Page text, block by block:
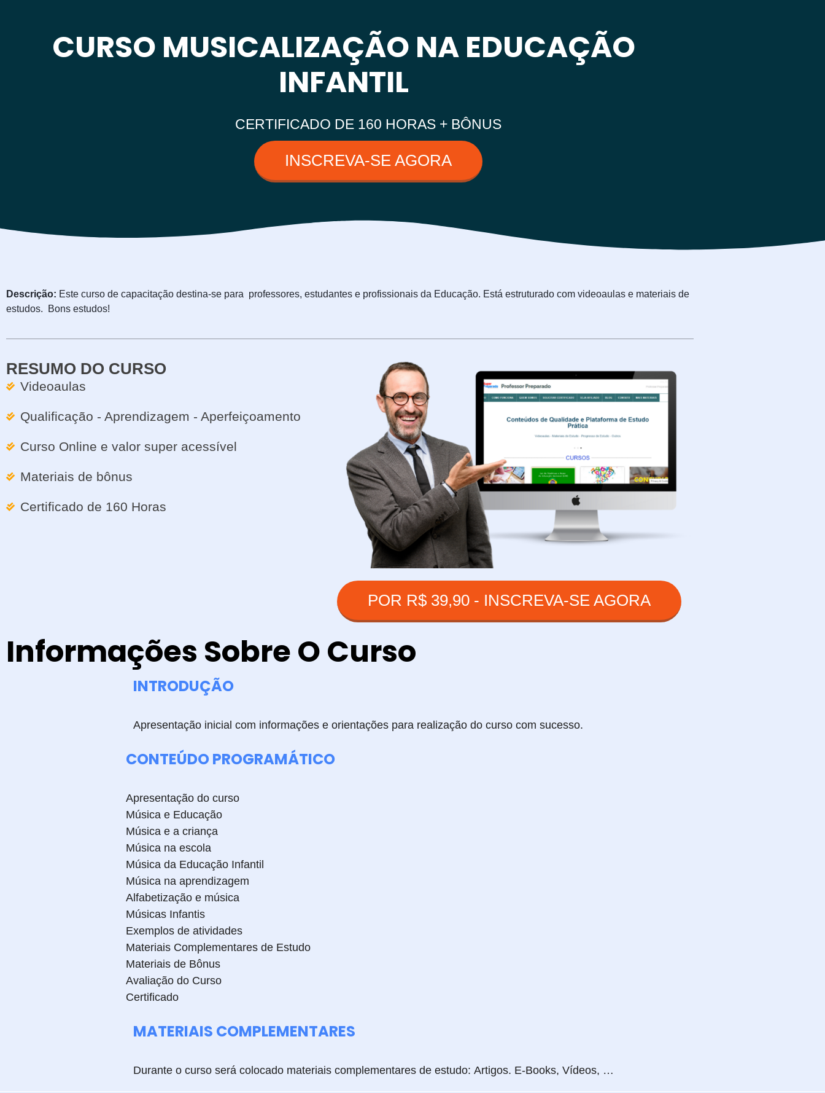
CURSO MUSICALIZAÇÃO NA EDUCAÇÃO
INFANTIL
CERTIFICADO DE 160 HORAS + BÔNUS
INSCREVA-SE AGORA
Descrição: Este curso de capacitação destina-se para professores, estudantes e profissionais da Educação. Está estruturado com videoaulas e materiais de
estudos. Bons estudos!
RESUMO DO CURSO
Videoaulas
Qualificação - Aprendizagem - Aperfeiçoamento
Curso Online e valor super acessível
Materiais de bônus
Certificado de 160 Horas
POR R$ 39,90 - INSCREVA-SE AGORA
Informações Sobre O Curso
INTRODUÇÃO
Apresentação inicial com informações e orientações para realização do curso com sucesso.
CONTEÚDO PROGRAMÁTICO
Apresentação do curso
Música e Educação
Música e a criança
Música na escola
Música da Educação Infantil
Música na aprendizagem
Alfabetização e música
Músicas Infantis
Exemplos de atividades
Materiais Complementares de Estudo
Materiais de Bônus
Avaliação do Curso
Certificado
MATERIAIS COMPLEMENTARES
Durante o curso será colocado materiais complementares de estudo: Artigos. E-Books, Vídeos, …